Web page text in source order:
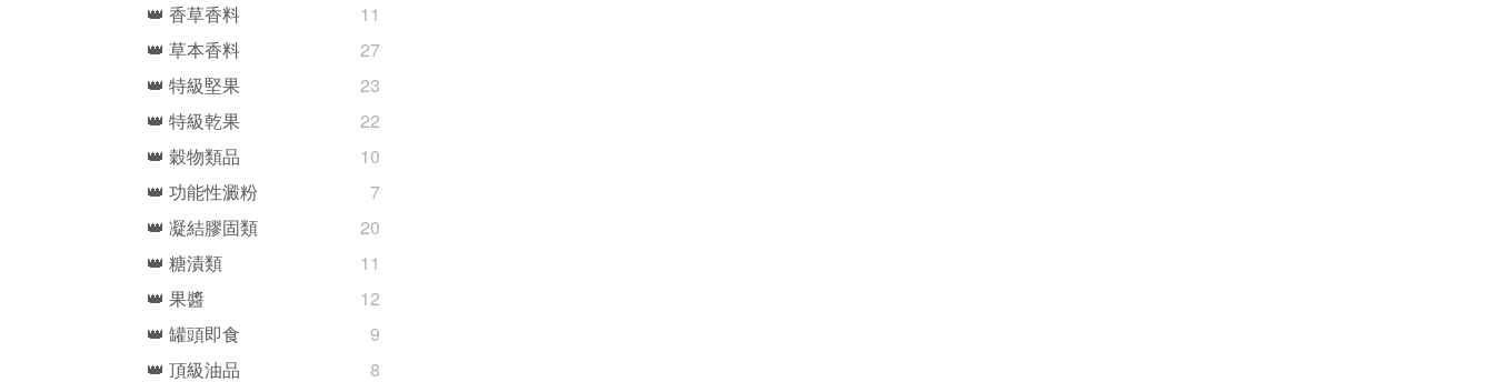
👑 香草香料
11
👑 草本香料
27
👑 特級堅果
23
👑 特級乾果
22
👑 穀物類品
10
👑 功能性澱粉
7
👑 凝結膠固類
20
👑 糖漬類
11
👑 果醬
12
👑 罐頭即食
9
👑 頂級油品
8